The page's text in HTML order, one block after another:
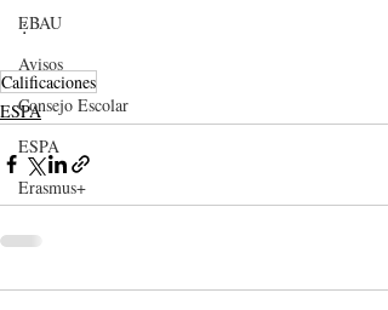
EBAU
Avisos
Consejo Escolar
ESPA
Erasmus+
:
Calificaciones
ESPA